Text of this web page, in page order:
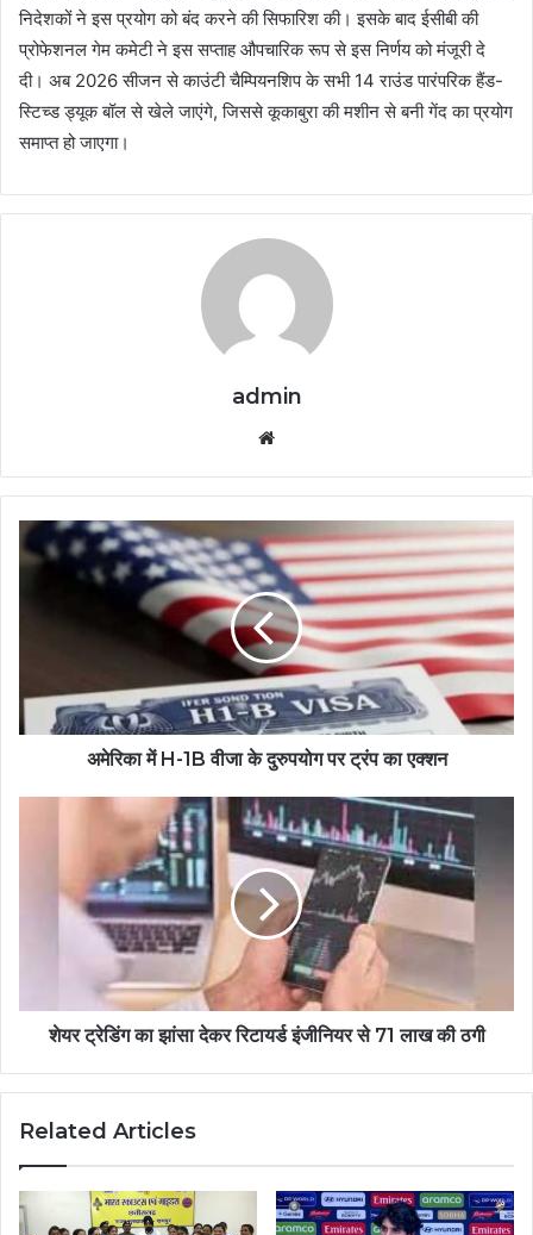
निदेशकों ने इस प्रयोग को बंद करने की सिफारिश की। इसके बाद ईसीबी की
प्रोफेशनल गेम कमेटी ने इस सप्ताह औपचारिक रूप से इस निर्णय को मंजूरी दे
दी। अब 2026 सीजन से काउंटी चैम्पियनशिप के सभी 14 राउंड पारंपरिक हैंड-
स्टिच्ड ड्यूक बॉल से खेले जाएंगे, जिससे कूकाबुरा की मशीन से बनी गेंद का प्रयोग
समाप्त हो जाएगा।
admin
अमेरिका में H-1B वीजा के दुरुपयोग पर ट्रंप का एक्शन
शेयर ट्रेडिंग का झांसा देकर रिटायर्ड इंजीनियर से 71 लाख की ठगी
Related Articles